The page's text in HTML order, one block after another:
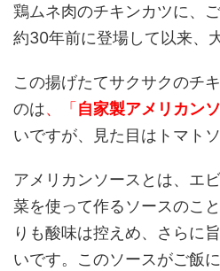
鶏ムネ肉のチキンカツに、
約30年前に登場して以来、
この揚げたてサクサクのチ
のは、「自家製アメリカンソ
いですが、見た目はトマトソ
アメリカンソースとは、エ
菜を使って作るソースのこ
りも酸味は控えめ、さらに
いです。このソースがご飯